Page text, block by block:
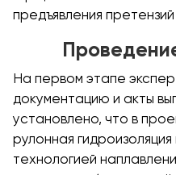
предъявления
На первом этапе
документацию и акты
установлено, что в
рулонная
технологией